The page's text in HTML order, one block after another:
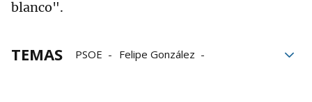
blanco".
TEMAS PSOE
Felipe González